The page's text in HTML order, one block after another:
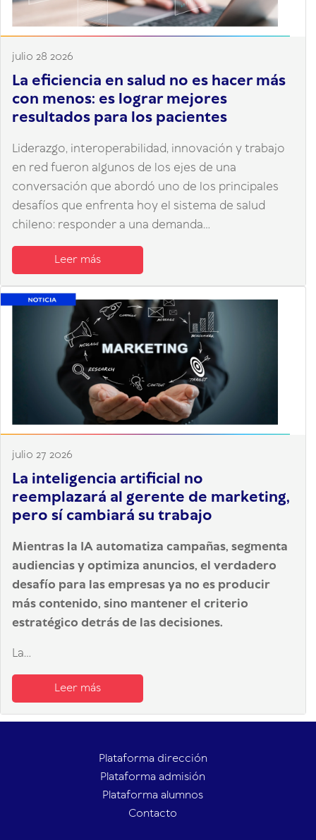
julio 28 2026
La eficiencia en salud no es hacer más
con menos: es lograr mejores
resultados para los pacientes
Liderazgo, interoperabilidad, innovación y trabajo
en red fueron algunos de los ejes de una
conversación que abordó uno de los principales
desafíos que enfrenta hoy el sistema de salud
chileno: responder a una demanda...
Leer más
julio 27 2026
La inteligencia artificial no
reemplazará al gerente de marketing,
pero sí cambiará su trabajo
Mientras la IA automatiza campañas, segmenta
audiencias y optimiza anuncios, el verdadero
desafío para las empresas ya no es producir
más contenido, sino mantener el criterio
estratégico detrás de las decisiones.
La...
Leer más
Plataforma dirección
Plataforma admisión
Plataforma alumnos
Contacto